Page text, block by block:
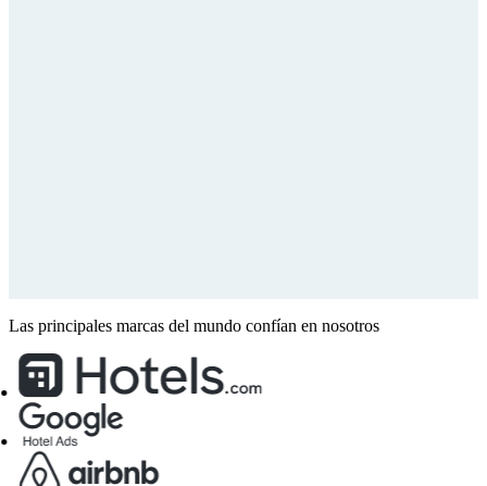
Las principales marcas del mundo confían en nosotros